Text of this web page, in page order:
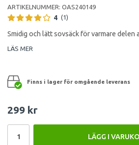
ARTIKELNUMMER: OAS240149
4 (1)
Smidig och lätt sovsäck för varmare delen
LÄS MER
Finns i lager för omgående leverans
299 kr
LÄGG I